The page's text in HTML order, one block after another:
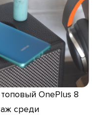
OnePlus 8
среди